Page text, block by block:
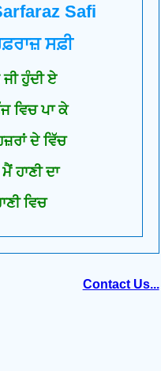
Safi
ਸਫ਼ੀ
ਹੁੰਦੀ ਏ
ਵਿਚ ਪਾ ਕੇ
ਦੇ ਵਿੱਚ
ਹਾਣੀ ਦਾ
ਵਿਚ
Contact Us...